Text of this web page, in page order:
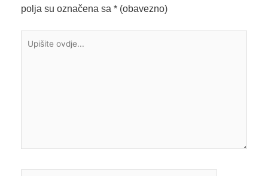
polja su označena sa * (obavezno)
ovdje...